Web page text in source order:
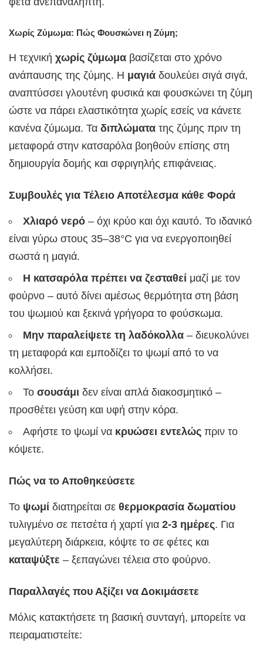
Χωρίς Ζύμωμα: Πώς Φουσκώνει η Ζύμη;
Η τεχνική χωρίς ζύμωμα βασίζεται στο χρόνο
ανάπαυσης της ζύμης. Η μαγιά δουλεύει σιγά σιγά,
αναπτύσσει γλουτένη φυσικά και φουσκώνει τη ζύμη
ώστε να πάρει ελαστικότητα χωρίς εσείς να κάνετε
κανένα ζύμωμα. Τα διπλώματα της ζύμης πριν τη
μεταφορά στην κατσαρόλα βοηθούν επίσης στη
δημιουργία δομής και σφριγηλής επιφάνειας.
Συμβουλές για Τέλειο Αποτέλεσμα κάθε Φορά
Χλιαρό νερό – όχι κρύο και όχι καυτό. Το ιδανικό
είναι γύρω στους 35–38°C για να ενεργοποιηθεί
σωστά η μαγιά.
Η κατσαρόλα πρέπει να ζεσταθεί μαζί με τον
φούρνο – αυτό δίνει αμέσως θερμότητα στη βάση
του ψωμιού και ξεκινά γρήγορα το φούσκωμα.
Μην παραλείψετε τη λαδόκολλα – διευκολύνει
τη μεταφορά και εμποδίζει το ψωμί από το να
κολλήσει.
Το σουσάμι δεν είναι απλά διακοσμητικό –
προσθέτει γεύση και υφή στην κόρα.
Αφήστε το ψωμί να κρυώσει εντελώς πριν το
κόψετε.
Πώς να το Αποθηκεύσετε
Το ψωμί διατηρείται σε θερμοκρασία δωματίου
τυλιγμένο σε πετσέτα ή χαρτί για 2-3 ημέρες. Για
μεγαλύτερη διάρκεια, κόψτε το σε φέτες και
καταψύξτε – ξεπαγώνει τέλεια στο φούρνο.
Παραλλαγές που Αξίζει να Δοκιμάσετε
Μόλις κατακτήσετε τη βασική συνταγή, μπορείτε να
πειραματιστείτε: